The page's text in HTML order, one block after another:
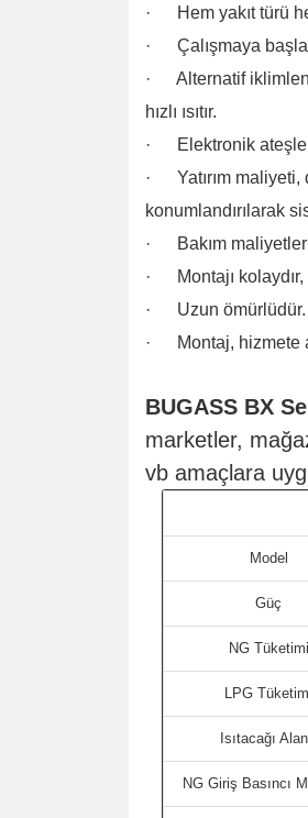
· Hem yakıt türü
· Çalışmaya başlar
· Alternatif
hızlı ısıtır.
· Elektronik
· Yatırım maliyeti,
konumlandırılarak
· Bakım
· Montajı kolaydır,
· Uzun ömürlüdür.
· Montaj, hizmete
BUGASS BX
marketler,
vb amaçlara
Model
Güç
NG Tüketimi
LPG
Isıtacağı Alan
NG Giriş Basıncı